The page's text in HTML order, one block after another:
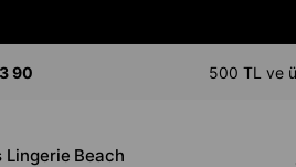
90 500 TL ve
Lingerie Beach